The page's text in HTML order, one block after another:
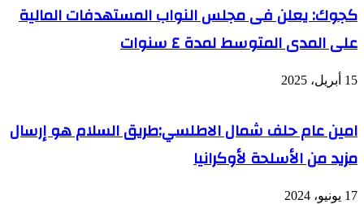
كجوك: يعلن فى مجلس النواب المستهدفات المالية
على المدى المتوسط لمدة ٤ سنوات
15 أبريل، 2025
امين عام حلف شمال الاطلسي:طريق السلام هو إرسال
مزيد من الأسلحة لأوكرانيا
17 يونيو، 2024